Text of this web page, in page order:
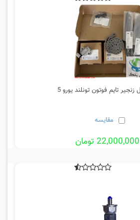
تایم فوتون تونلند یورو 5
مقایسه
22,000,000 تومان